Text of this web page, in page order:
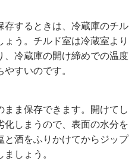
するときは、冷蔵庫のチル
ょう。チルド室は冷蔵室より
、冷蔵庫の開け締めでの温度
すいのです。
ま保存できます。開けてし
化しまうので、表面の水分を
と酒をふりかけてからジップ
しょう。